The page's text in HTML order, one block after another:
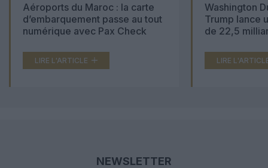
Aéroports du Maroc : la carte
d’embarquement passe au tout
numérique avec Pax Check
LIRE L'ARTICLE
Washington
Trump lance
de 22,5
LIRE
NEWSLETTER